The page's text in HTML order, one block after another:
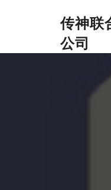
传神联
公司